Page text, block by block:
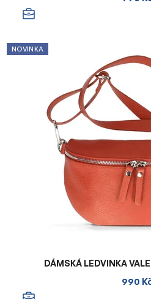
NOVINKA
DÁMSKÁ LEDVINKA
990